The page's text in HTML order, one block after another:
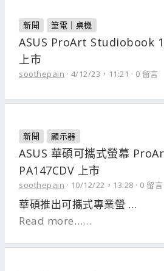
新聞 筆電｜桌機
ASUS ProArt Studiobook
上市
soothepain 4/12/23，11:21 0 留言
新聞 顯示器
ASUS 華碩可攜式螢幕
PA147CDV 上市
soothepain 10/12/22，13:28 0 留言
華碩推出可攜式專業螢 …
Read more……